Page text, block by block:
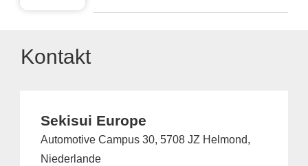
Kontakt
Sekisui Europe
Automotive Campus 30, 5708 JZ Helmond,
Niederlande